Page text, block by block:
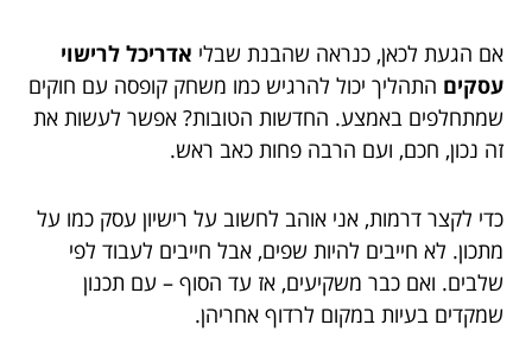
אם הגעת לכאן, כנראה שהבנת שבלי אדריכל לרישוי
עסקים התהליך יכול להרגיש כמו משחק קופסה עם חוקים
שמתחלפים באמצע. החדשות הטובות? אפשר לעשות את
זה נכון, חכם, ועם הרבה פחות כאב ראש.
כדי לקצר דרמות, אני אוהב לחשוב על רישיון עסק כמו על
מתכון. לא חייבים להיות שפים, אבל חייבים לעבוד לפי
שלבים. ואם כבר משקיעים, אז עד הסוף – עם תכנון
שמקדים בעיות במקום לרדוף אחריהן.